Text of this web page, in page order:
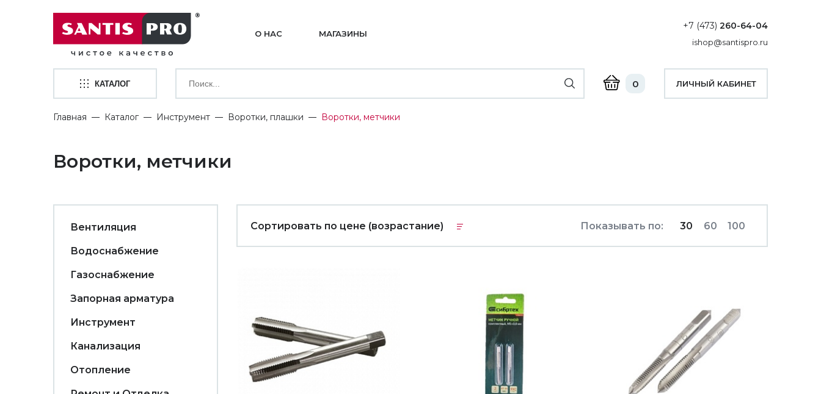
О НАС МАГАЗИНЫ
+7 (473) 260-64-04
ishop@santispro.ru
КАТАЛОГ 0 ЛИЧНЫЙ КАБИНЕТ
Главная Каталог Инструмент Воротки, плашки Воротки, метчики
Воротки, метчики
Вентиляция
Водоснабжение
Газоснабжение
Запорная арматура
Инструмент
Канализация
Отопление
Сортировать по цене (возрастание) Показывать по: 30 60 100